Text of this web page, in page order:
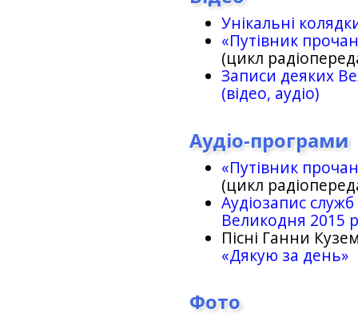
Унікальні
«Путівник
(цикл
Записи деяких
(відео, аудіо)
Аудіо-програми
«Путівник
(цикл
Аудіозапис
Великодня 2015
Пісні Ганни
«Дякую за день»
Фото